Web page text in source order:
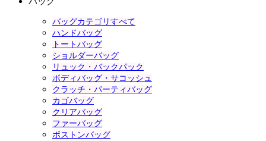
バッグカテゴリすべて
ハンドバッグ
トートバッグ
ショルダーバッグ
リュック・バックパック
ボディバッグ・サコッシュ
クラッチ・パーティバッグ
カゴバッグ
クリアバッグ
ファーバッグ
ボストンバッグ